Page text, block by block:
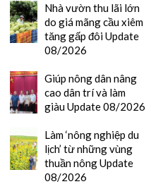
Nhà vườn thu lãi lớn
do giá mãng cầu xiêm
tăng gấp đôi Update
08/2026
Giúp nông dân nâng
cao dân trí và làm
giàu Update 08/2026
Làm ‘nông nghiệp du
lịch’ từ những vùng
thuần nông Update
08/2026